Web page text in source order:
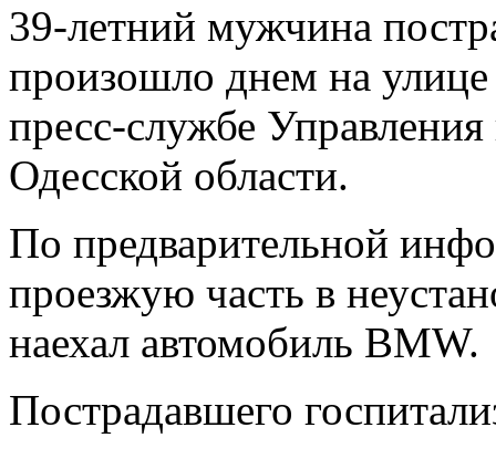
39-летний мужчина
произошло днем на
пресс-службе
Одесской области.
По предварительной
проезжую часть в
наехал автомобиль BMW.
Пострадавшего